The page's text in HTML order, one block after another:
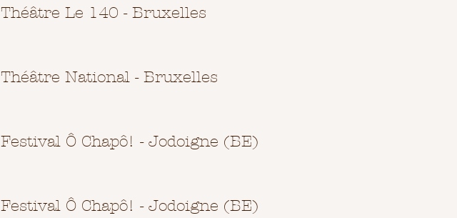
Théâtre Le 140 - Bruxelles
Théâtre National - Bruxelles
Festival Ô Chapô! - Jodoigne (BE)
Festival Ô Chapô! - Jodoigne (BE)